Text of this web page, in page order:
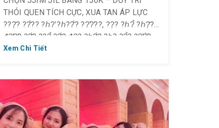
THÓI QUEN TÍCH CỰC, XUA TAN ÁP LỰC
???̣̂? ??̂́?? ?ℎ?̛ ?ℎ??̂́? ??̛?̛??, ??̣? ?ℎ?̉ ?ℎ?̣̂?
đ?̛?̛̣? ??̂́? ???̉ ??̂́? đ?̣? ?ℎ?̂́? ?ℎ? ??̉? ??̛?̛̀?
??̛́? ??́. Áp dụng 01/11 đến 31/12/2022
Xem Chi Tiết